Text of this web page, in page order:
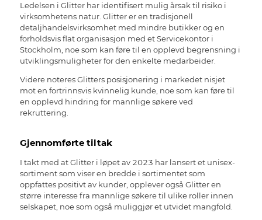
Ledelsen i Glitter har identifisert mulig årsak til risiko i
virksomhetens natur. Glitter er en tradisjonell
detaljhandelsvirksomhet med mindre butikker og en
forholdsvis flat organisasjon med et Servicekontor i
Stockholm, noe som kan føre til en opplevd begrensning i
utviklingsmuligheter for den enkelte medarbeider.
Videre noteres Glitters posisjonering i markedet nisjet
mot en fortrinnsvis kvinnelig kunde, noe som kan føre til
en opplevd hindring for mannlige søkere ved
rekruttering.
Gjennomførte tiltak
I takt med at Glitter i løpet av 2023 har lansert et unisex-
sortiment som viser en bredde i sortimentet som
oppfattes positivt av kunder, opplever også Glitter en
større interesse fra mannlige søkere til ulike roller innen
selskapet, noe som også muliggjør et utvidet mangfold.